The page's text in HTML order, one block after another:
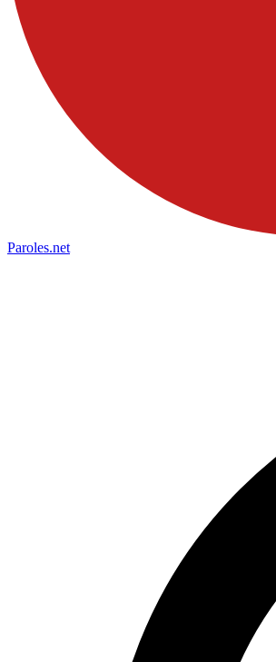
Paroles.net